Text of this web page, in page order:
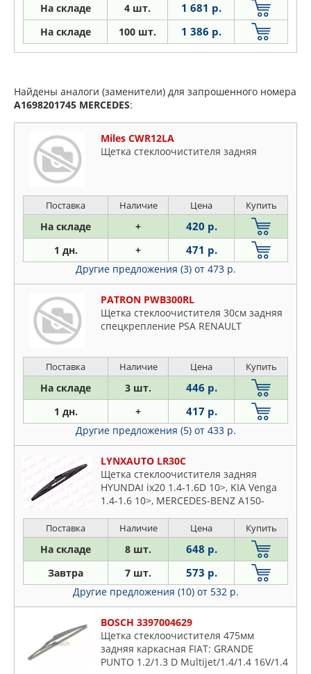
На складе 4 шт. 1 681 р.
На складе 100 шт. 1 386 р.
Найдены аналоги (заменители) для запрошенного номера
A1698201745 MERCEDES:
Miles CWR12LA
Щетка стеклоочистителя задняя
Поставка Наличие Цена Купить
На складе + 420 р.
1 дн. + 471 р.
Другие предложения (3) от 473 р.
PATRON PWB300RL
Щетка стеклоочистителя 30см задняя
спецкрепление PSA RENAULT
Поставка Наличие Цена Купить
На складе 3 шт. 446 р.
1 дн. + 417 р.
Другие предложения (5) от 433 р.
LYNXAUTO LR30C
Щетка стеклоочистителя задняя
HYUNDAI ix20 1.4-1.6D 10>, KIA Venga
1.4-1.6 10>, MERCEDES-BENZ A150-
/ GL320D-500(X164) 06> / GLK200D-
350D(X204) 08>
Поставка Наличие Цена Купить
На складе 8 шт. 648 р.
Завтра 7 шт. 573 р.
Другие предложения (10) от 532 р.
BOSCH 3397004629
Щетка стеклоочистителя 475мм
задняя каркасная FIAT: GRANDE
PUNTO 1.2/1.3 D Multijet/1.4/1.4 16V/1.4